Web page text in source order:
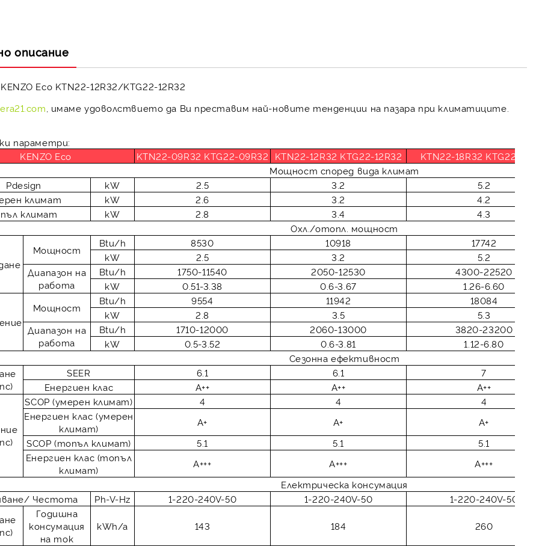
описание
Eco KTN22-12R32/KTG22-12R32
, имаме удоволствието да Ви преставим най-новите тенденции на пазара при климатиците.
параметри:
KENZO Eco
KTN22-09R32 KTG22-09R32 KTN22-12R32 KTG22-12R32
KTN22-18R32 KTG22-
Мощност според вида климат
Pdesign
kW 2.5 3.2
5.2
климат
kW 2.6 3.2
4.2
климат
kW 2.8 3.4
4.3
Охл./отопл. мощност
Мощност
Btu/h 8530 10918
17742
kW
2.5 3.2
5.2
Диапазон на
работа
Btu/h 1750-11540 2050-12530
4300-22520
kW
0.51-3.38 0.6-3.67 1.26-6.60
Мощност
Btu/h 9554 11942
18084
kW
2.8 3.5
5.3
Диапазон на
работа
Btu/h 1710-12000 2060-13000
3820-23200
kW
0.5-3.52 0.6-3.81
1.12-6.80
Сезонна ефективност
SEER 6.1 6.1
7
Енергиен клас
A++ A++ A++
SCOP (умерен климат) 4 4
4
Енергиен клас (умерен
климат)
A+ A+
A+
SCOP (топъл климат)
5.1 5.1
5.1
Енергиен клас (топъл
климат)
A+++ A+++
A+++
Електрическа консумация
Честота
Ph-V-Hz 1-220-240V-50 1-220-240V-50
1-220-240V-50
Годишна
консумация
на ток
kWh/a 143 184 260